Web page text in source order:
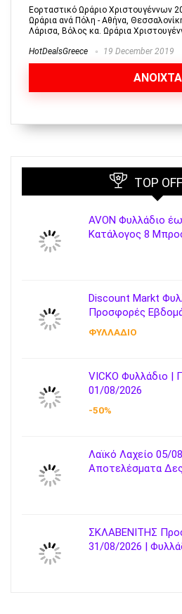
Εορταστικό Ωράριο Χριστουγέννων
Ωράρια ανά Πόλη - Αθήνα,
Λάρισα, Βόλος κα. Ωράρια
HotDealsGreece 19 December 2019
ΑΝΟΙΧΤΑ
TOP
AVON Φυλλάδιο
Κατάλογος 8
Discount Markt
Προσφορές
ΦΥΛΛΑΔΙΟ
VICKO Φυλλάδιο |
01/08/2026
-50%
Λαϊκό Λαχείο 05/
Αποτελέσματα
ΣΚΛΑΒΕΝΙΤΗΣ
31/08/2026 |